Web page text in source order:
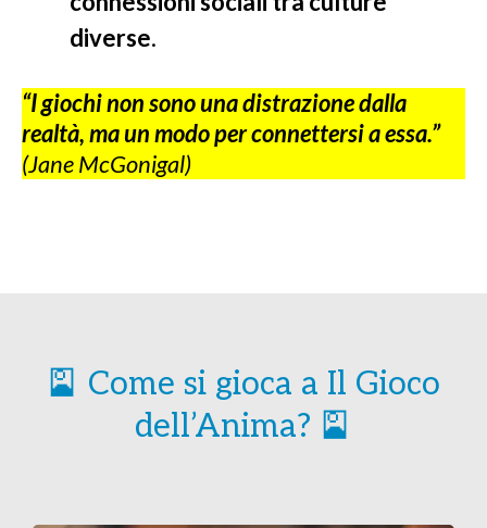
diverse.
“I giochi non sono una distrazione dalla
realtà, ma un modo per connettersi a essa.”
(Jane McGonigal)
🎴 Come si gioca a Il Gioco
dell’Anima? 🎴